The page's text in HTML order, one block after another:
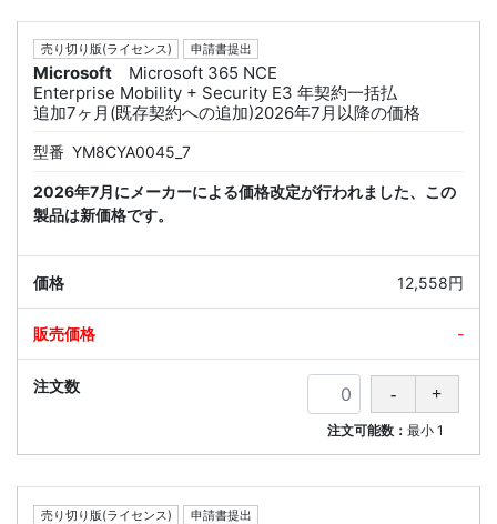
売り切り版(ライセンス) 申請書提出
Microsoft
Microsoft 365 NCE
Enterprise Mobility + Security E3 年契約一括払
追加7ヶ月(既存契約への追加)2026年7月以降の価格
型番 YM8CYA0045_7
2026年7月にメーカーによる価格改定が行われました、この
製品は新価格です。
12,558円
-
注文可能数：最小 1
売り切り版(ライセンス) 申請書提出